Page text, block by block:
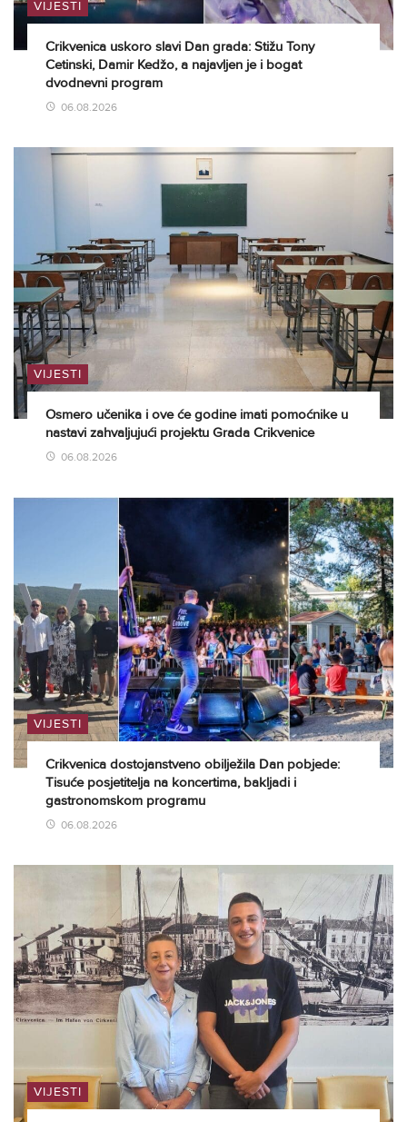
VIJESTI
Crikvenica uskoro slavi Dan grada: Stižu Tony
Cetinski, Damir Kedžo, a najavljen je i bogat
dvodnevni program
06.08.2026
VIJESTI
Osmero učenika i ove će godine imati pomoćnike u
nastavi zahvaljujući projektu Grada Crikvenice
06.08.2026
VIJESTI
Crikvenica dostojanstveno obilježila Dan pobjede:
Tisuće posjetitelja na koncertima, bakljadi i
gastronomskom programu
06.08.2026
VIJESTI